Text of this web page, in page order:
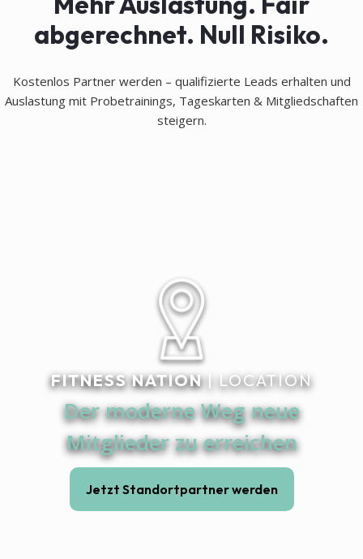
abgerechnet. Null Risiko.
Kostenlos Partner werden – qualifizierte Leads erhalten und
Auslastung mit Probetrainings, Tageskarten & Mitgliedschaften
steigern.
FITNESS NATION| LOCATION
Der moderne Weg neue
Mitglieder zu erreichen
Jetzt Standortpartner werden